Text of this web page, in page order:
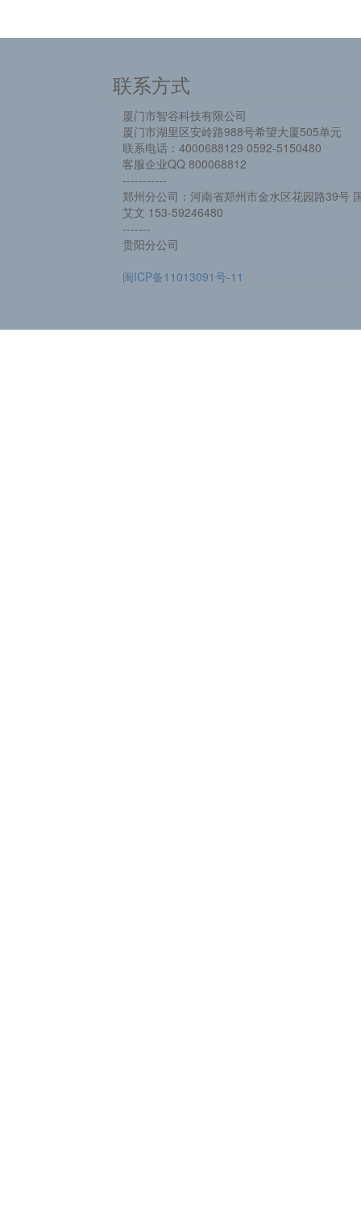
联系方式
厦门市智谷科技有限公司
厦门市湖里区安岭路988号希望大厦505单元
联系电话：4000688129 0592-5150480
客服企业QQ 800068812
-----------
郑州分公司：河南省郑州市金水区花园路39号
艾文 153-59246480
-------
贵阳分公司
闽ICP备11013091号-11